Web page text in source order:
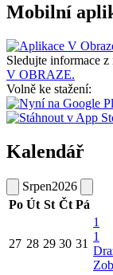
Mobilní
Sledujte informace z
V OBRAZE.
Volně ke stažení:
Kalendář
Srpen2026
Po Út St Čt Pá
27 28 29 30 31
1
1